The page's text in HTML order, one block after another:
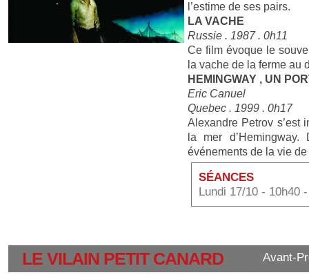
l’estime de ses pairs.
LA VACHE
Russie . 1987 . 0h11
Ce film évoque le
la vache de la ferme au
HEMINGWAY , UN
Eric Canuel
Quebec . 1999 . 0h17
Alexandre Petrov s’est
la mer
événements de la vie de
SÉANCES
Lundi 17/10 - 10h40
LE VILAIN PETIT CANARD Avant-